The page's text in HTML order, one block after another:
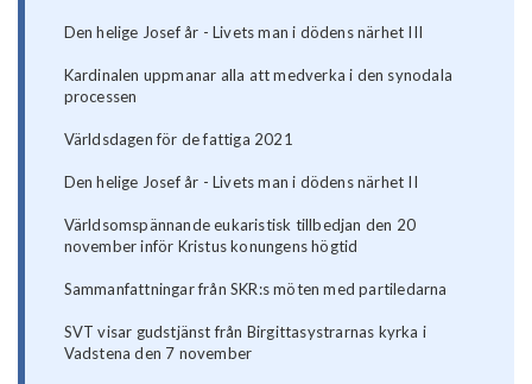
Den helige Josef år - Livets man i dödens närhet III
Kardinalen uppmanar alla att medverka i den synodala
processen
Världsdagen för de fattiga 2021
Den helige Josef år - Livets man i dödens närhet II
Världsomspännande eukaristisk tillbedjan den 20
november inför Kristus konungens högtid
Sammanfattningar från SKR:s möten med partiledarna
SVT visar gudstjänst från Birgittasystrarnas kyrka i
Vadstena den 7 november